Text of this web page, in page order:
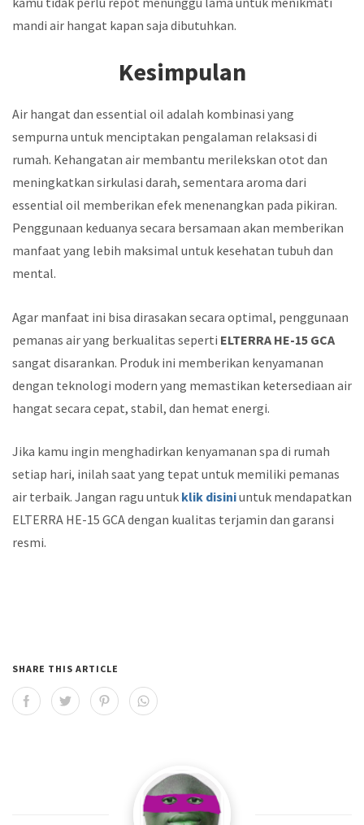
mandi air hangat kapan saja dibutuhkan.
Kesimpulan
Air hangat dan essential oil adalah kombinasi yang
sempurna untuk menciptakan pengalaman relaksasi di
rumah. Kehangatan air membantu merilekskan otot dan
meningkatkan sirkulasi darah, sementara aroma dari
essential oil memberikan efek menenangkan pada pikiran.
Penggunaan keduanya secara bersamaan akan memberikan
manfaat yang lebih maksimal untuk kesehatan tubuh dan
mental.
Agar manfaat ini bisa dirasakan secara optimal, penggunaan
pemanas air yang berkualitas seperti ELTERRA HE-15 GCA
sangat disarankan. Produk ini memberikan kenyamanan
dengan teknologi modern yang memastikan ketersediaan air
hangat secara cepat, stabil, dan hemat energi.
Jika kamu ingin menghadirkan kenyamanan spa di rumah
setiap hari, inilah saat yang tepat untuk memiliki pemanas
air terbaik. Jangan ragu untuk klik disiniuntuk mendapatkan
ELTERRA HE-15 GCA dengan kualitas terjamin dan garansi
resmi.
SHARE THIS ARTICLE